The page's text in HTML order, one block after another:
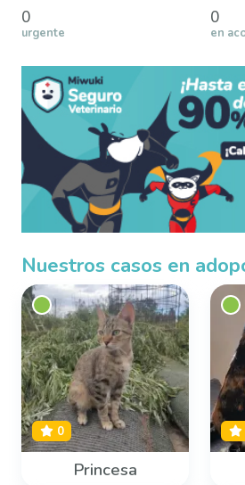
0
urgente
0
en
Nuestros casos en
0
Princesa